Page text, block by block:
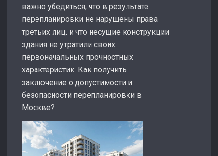
важно убедиться, что в результате
перепланировки не нарушены права
третьих лиц, и что несущие конструкции
здания не утратили своих
первоначальных прочностных
характеристик. Как получить
заключение о допустимости и
безопасности перепланировки в
Москве?